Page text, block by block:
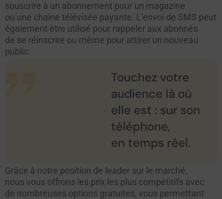
souscrire à un abonnement pour un magazine
ou une chaine télévisée payante. L’envoi de SMS peut
également être utilisé pour rappeler aux abonnés
de se réinscrire ou même pour attirer un nouveau
public.
Touchez votre
audience là où
elle est : sur son
téléphone,
en temps réel.
Grâce à notre position de leader sur le marché,
nous vous offrons les prix les plus compétitifs avec
de nombreuses options gratuites, vous permettant